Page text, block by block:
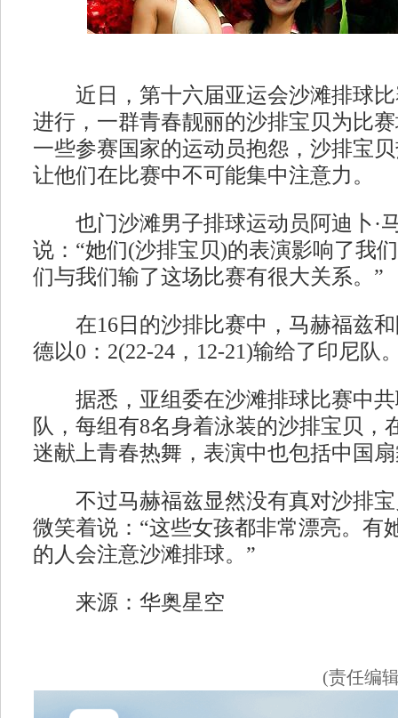
近日，第十六届亚运会沙滩排球比
进行，一群青春靓丽的沙排宝贝为比
一些参赛国家的运动员抱怨，沙排宝
让他们在比赛中不可能集中注意力。
也门沙滩男子排球运动员阿迪卜·
说：“她们(沙排宝贝)的表演影响了我
们与我们输了这场比赛有很大关系。”
在16日的沙排比赛中，马赫福兹和
德以0：2(22-24，12-21)输给了印尼队
据悉，亚组委在沙滩排球比赛中共
队，每组有8名身着泳装的沙排宝贝，
迷献上青春热舞，表演中也包括中国
不过马赫福兹显然没有真对沙排宝
微笑着说：“这些女孩都非常漂亮。有
的人会注意沙滩排球。”
来源：华奥星空
(责任编